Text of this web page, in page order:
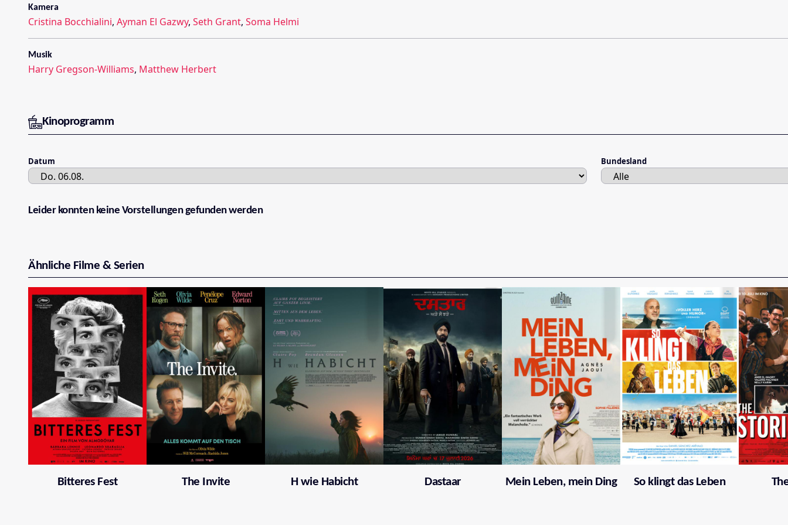
Kamera
Cristina Bocchialini, Ayman El Gazwy, Seth Grant, Soma Helmi
Musik
Harry Gregson-Williams, Matthew Herbert
Kinoprogramm
Datum Bundesland
Leider konnten keine Vorstellungen gefunden werden
Ähnliche Filme & Serien
Bitteres Fest The Invite H wie Habicht Dastaar Mein Leben, mein Ding So klingt das Leben